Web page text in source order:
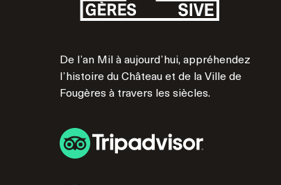
De l’an Mil à aujourd’hui, appréhendez
l’histoire du Château et de la Ville de
Fougères à travers les siècles.